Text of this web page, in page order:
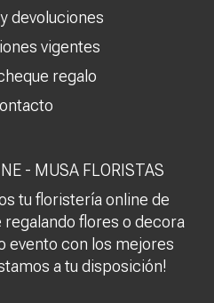
- MUSA FLORISTAS
tu floristería online de
flores o decora
evento con los mejores
a tu disposición!
devoluciones
vigentes
regalo